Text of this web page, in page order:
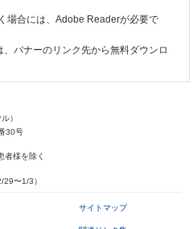
場合には、Adobe Readerが必要で
バナーのリンク先から無料ダウンロ
）
30号
様を除く
〜1/3）
サイトマップ